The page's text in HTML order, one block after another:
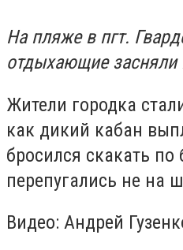
На пляже в пгт.
отдыхающие засняли
Жители городка
как дикий кабан
бросился скакать
перепугались не на
Видео: Андрей